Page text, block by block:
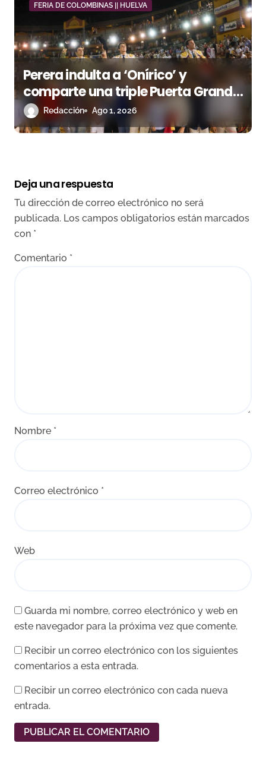
FERIA DE COLOMBINAS || HUELVA
Perera indulta a ‘Onírico’ y
comparte una triple Puerta Grande
con Roca Rey y David de Miranda
en Huelva
Redacción Ago 1, 2026
Deja una respuesta
Tu dirección de correo electrónico no será
publicada. Los campos obligatorios están marcados
con *
Comentario *
Nombre *
Correo electrónico *
Web
Guarda mi nombre, correo electrónico y web en
este navegador para la próxima vez que comente.
Recibir un correo electrónico con los siguientes
comentarios a esta entrada.
Recibir un correo electrónico con cada nueva
entrada.